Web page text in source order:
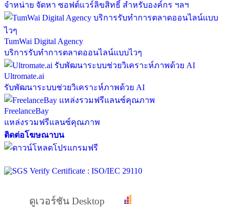
จำหน่าย จัดหา ซอฟต์แวร์ลิขสิทธิ์ สำหรับองค์กร ฯลฯ
TumWai Digital Agency
บริการรับทำการตลาดออนไลน์แบบไวๆ
Ultromate.ai
รับพัฒนาระบบช่วยวิเคราะห์ภาพด้วย AI
FreelanceBay
แหล่งรวมฟรีแลนซ์คุณภาพ
ติดต่อโฆษณาบน
ดูเวอร์ชัน Desktop